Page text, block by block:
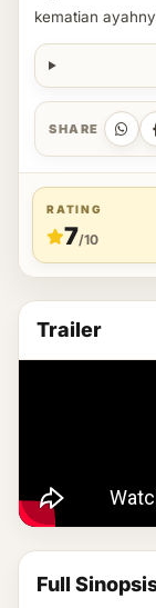
kematian
SHARE
RATING
7/10
Trailer
Full